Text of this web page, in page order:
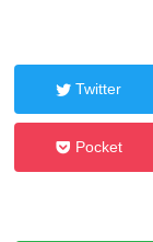
Twitter
Pocket